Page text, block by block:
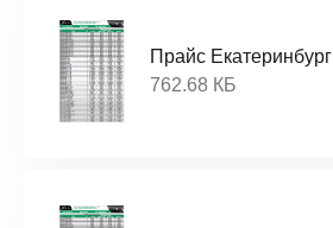
Прайс Екатеринбург
762.68 КБ